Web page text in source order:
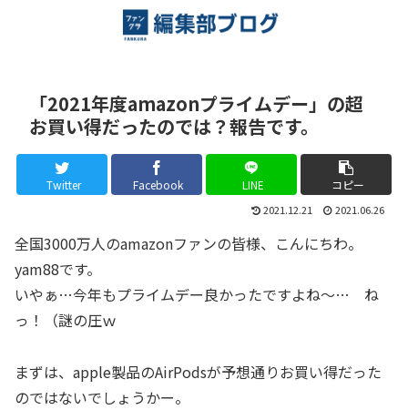
「2021年度amazonプライムデー」の超
お買い得だったのでは？報告です。
Twitter Facebook LINE コピー
2021.12.21 2021.06.26
全国3000万人のamazonファンの皆様、こんにちわ。
yam88です。
いやぁ…今年もプライムデー良かったですよね～… ね
っ！（謎の圧ｗ
まずは、apple製品のAirPodsが予想通りお買い得だった
のではないでしょうかー。